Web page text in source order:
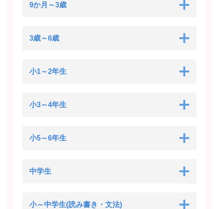
9か月～3歳
3歳～6歳
小1～2年生
小3～4年生
小5～6年生
中学生
小～中学生(読み書き・文法)